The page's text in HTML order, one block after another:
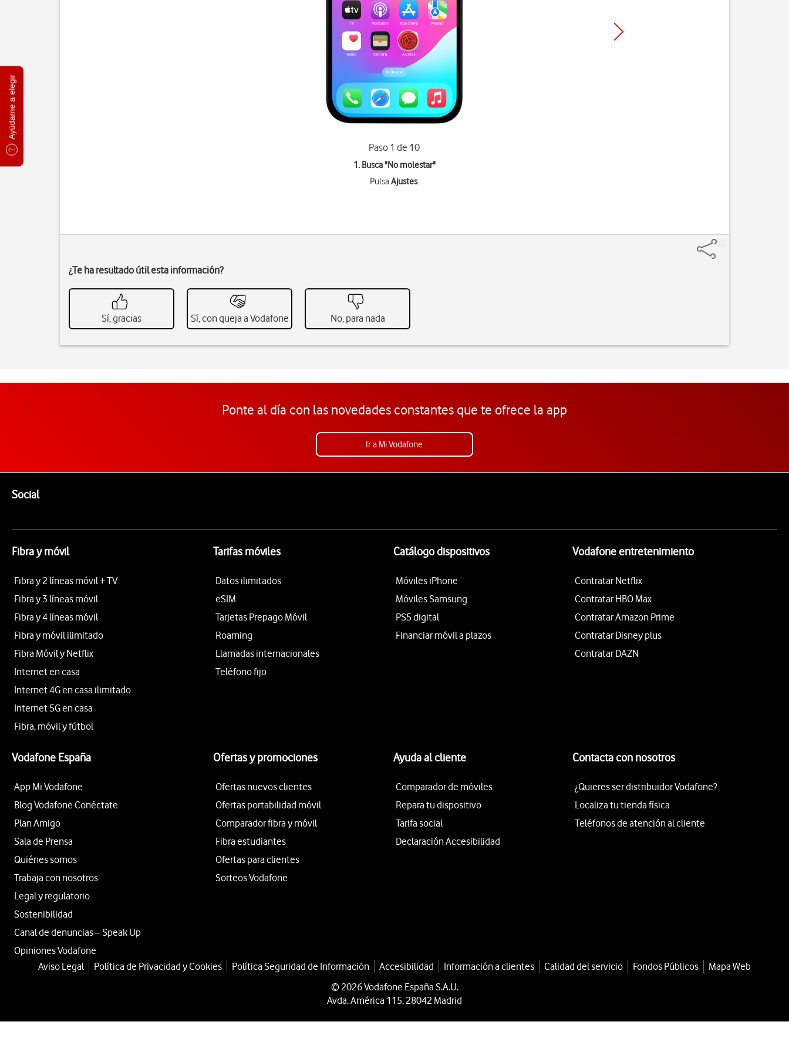
Ayúdame a elegir
Paso 1 de 10
1. Busca "No molestar"
PulsaAjustes.
¿Te ha resultado útil esta información?
Sí, gracias Sí, con queja a Vodafone No, para nada
Ponte al día con las novedades constantes que te ofrece la app
Ir a Mi Vodafone
SocialEnlaces a las redes sociales de Vodafone
Fibra y móvil
Fibra y 2 líneas móvil + TV
Fibra y 3 líneas móvil
Fibra y 4 líneas móvil
Fibra y móvil ilimitado
Fibra Móvil y Netflix
Internet en casa
Internet 4G en casa ilimitado
Internet 5G en casa
Fibra, móvil y fútbol
Tarifas móviles
Datos ilimitados
eSIM
Tarjetas Prepago Móvil
Roaming
Llamadas internacionales
Teléfono fijo
Catálogo dispositivos
Móviles iPhone
Móviles Samsung
PS5 digital
Financiar móvil a plazos
Vodafone entretenimiento
Contratar Netflix
Contratar HBO Max
Contratar Amazon Prime
Contratar Disney plus
Contratar DAZN
Vodafone España
App Mi Vodafone
Blog Vodafone Conéctate
Plan Amigo
Sala de Prensa
Quiénes somos
Trabaja con nosotros
Legal y regulatorio
Sostenibilidad
Canal de denuncias – Speak Up
Opiniones Vodafone
Ofertas y promociones
Ofertas nuevos clientes
Ofertas portabilidad móvil
Comparador fibra y móvil
Fibra estudiantes
Ofertas para clientes
Sorteos Vodafone
Ayuda al cliente
Comparador de móviles
Repara tu dispositivo
Tarifa social
Declaración Accesibilidad
Contacta con nosotros
¿Quieres ser distribuidor Vodafone?
Localiza tu tienda física
Teléfonos de atención al cliente
Aviso Legal Política de Privacidad y Cookies Política Seguridad de Información Accesibilidad Información a clientes Calidad del servicio Fondos Públicos
Mapa Web
© 2026 Vodafone España S.A.U.
Avda. América 115, 28042 Madrid